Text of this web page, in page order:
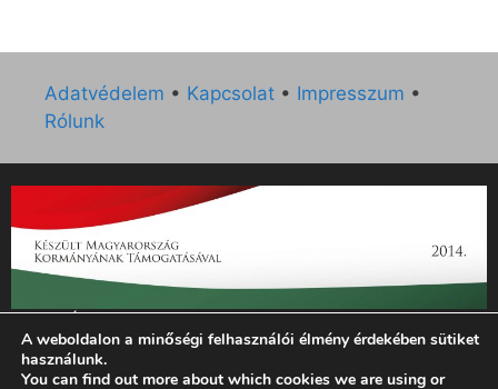
Adatvédelem • Kapcsolat • Impresszum •
Rólunk
„Az Új Ember katolikus hetilap 2014. évi működésének
támogatását az EGYH-KCP-14-P-0121 sz. támogatási
szerződés keretében 3 000 000 Ft összegben támogatta az
A weboldalon a minőségi felhasználói élmény érdekében sütiket
használunk.
You can find out more about which cookies we are using or